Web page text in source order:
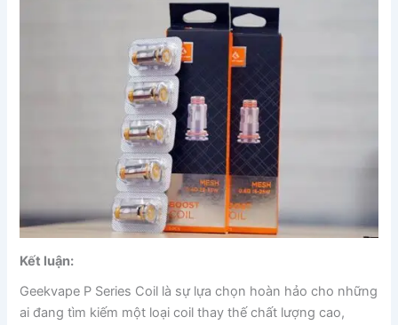
Kết luận:
Geekvape P Series Coil là sự lựa chọn hoàn hảo cho những
ai đang tìm kiếm một loại coil thay thế chất lượng cao,